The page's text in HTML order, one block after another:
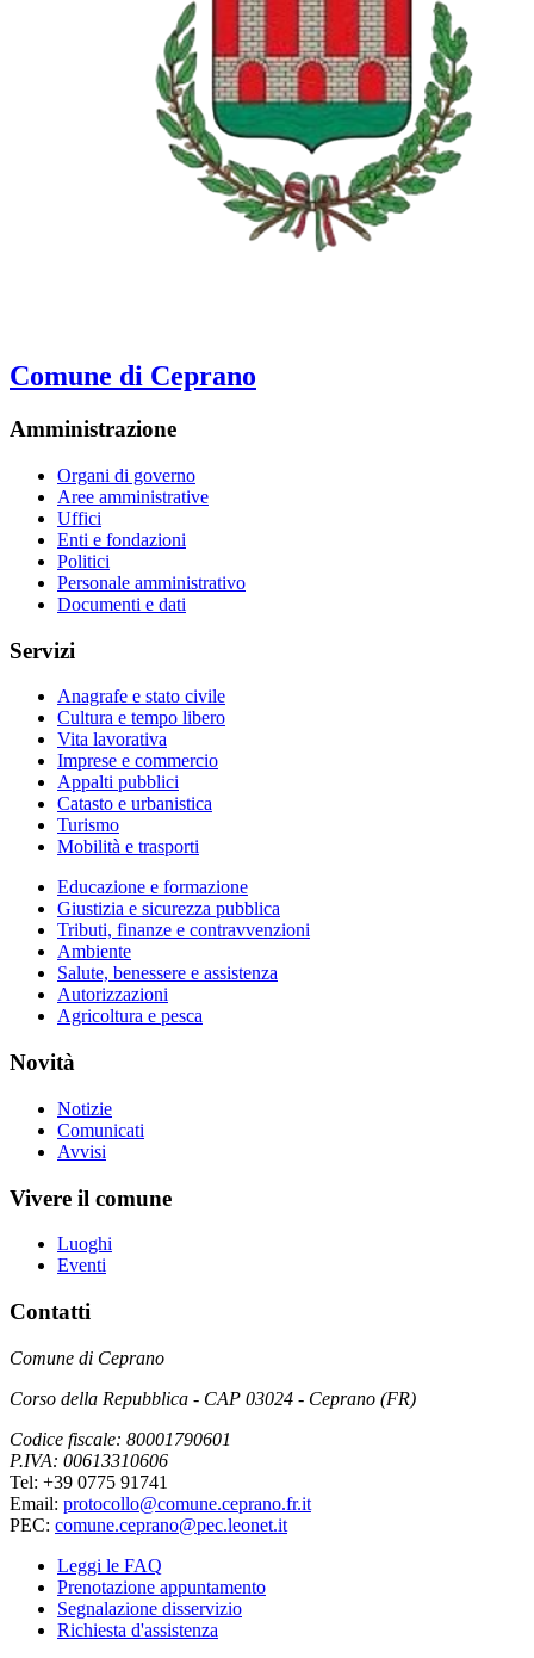
Comune di Ceprano
Amministrazione
Organi di governo
Aree amministrative
Uffici
Enti e fondazioni
Politici
Personale amministrativo
Documenti e dati
Servizi
Anagrafe e stato civile
Cultura e tempo libero
Vita lavorativa
Imprese e commercio
Appalti pubblici
Catasto e urbanistica
Turismo
Mobilità e trasporti
Educazione e formazione
Giustizia e sicurezza pubblica
Tributi, finanze e contravvenzioni
Ambiente
Salute, benessere e assistenza
Autorizzazioni
Agricoltura e pesca
Novità
Notizie
Comunicati
Avvisi
Vivere il comune
Luoghi
Eventi
Contatti
Comune di Ceprano
Corso della Repubblica - CAP 03024 - Ceprano (FR)
Codice fiscale: 80001790601
P.IVA: 00613310606
Tel: +39 0775 91741
Email: protocollo@comune.ceprano.fr.it
PEC: comune.ceprano@pec.leonet.it
Leggi le FAQ
Prenotazione appuntamento
Segnalazione disservizio
Richiesta d'assistenza